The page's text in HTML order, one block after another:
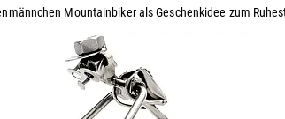
Mountainbiker als Geschenkidee zum